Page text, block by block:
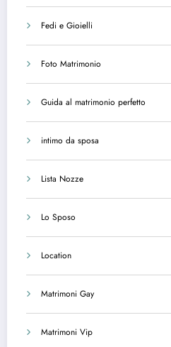
Fedi e Gioielli
Foto Matrimonio
Guida al matrimonio perfetto
intimo da sposa
Lista Nozze
Lo Sposo
Location
Matrimoni Gay
Matrimoni Vip